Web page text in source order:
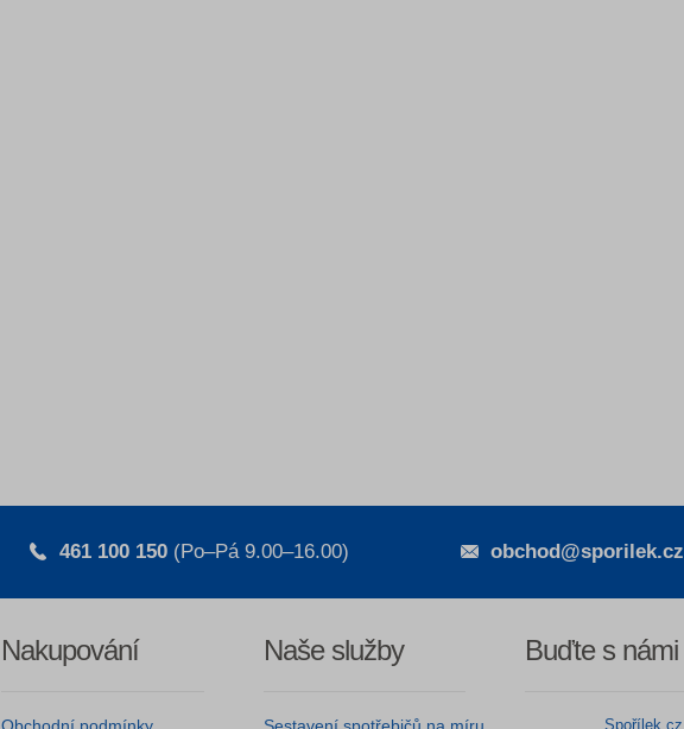
461 100 150 (Po–Pá 9.00–16.00) obchod@sporilek.cz
Nakupování Naše služby Buďte s námi
Spořílek.cz